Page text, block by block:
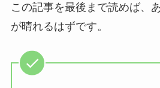
この記事を最後まで読めば、
が晴れるはずです。